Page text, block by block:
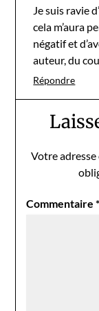
Je suis ravie
cela m’aura
négatif et
auteur, du
Répondre
Votre adresse
Commentaire*